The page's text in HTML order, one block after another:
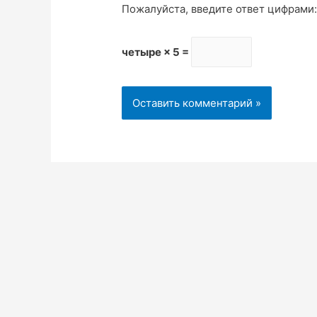
Пожалуйста, введите ответ цифрами:
четыре × 5 =